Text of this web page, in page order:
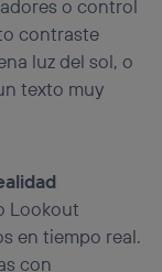
o control
contraste
luz del sol, o
texto muy
Lookout
en tiempo real.
con